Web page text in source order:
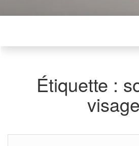
Étiquette :
visage